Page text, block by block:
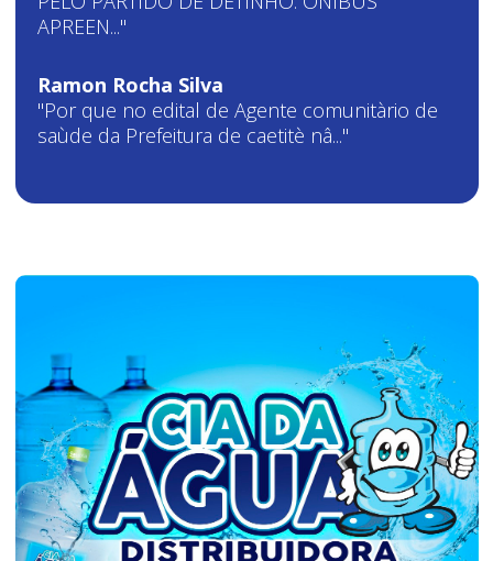
APREEN..."
Ramon Rocha Silva
"Por que no edital de Agente comunitàrio de
saùde da Prefeitura de caetitè nâ..."